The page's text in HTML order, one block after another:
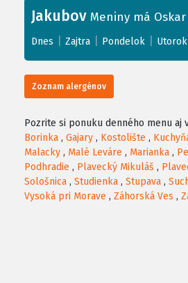
+
−
Jakubov Meniny má Oskar
Dnes Zajtra Pondelok Utorok
Zoznam alergénov
Pozrite si ponuku denného menu aj
Borinka , Gajary , Kostolište ,
Malacky , Malé Leváre , Marianka ,
Podhradie , Plavecký Mikuláš ,
Sološnica , Studienka , Stupava ,
Vysoká pri Morave , Záhorská Ves ,